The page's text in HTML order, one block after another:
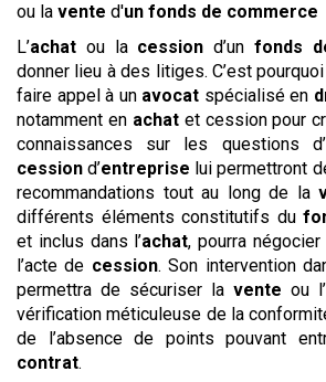
ou la vente d'un fonds de commerce
L’achat ou la cession d’un fonds
donner lieu à des litiges. C’est
faire appel à un avocat spécialisé en
notamment en achatet cession pour
connaissances sur les questions d’
cession d’entreprise lui permettront
recommandations tout au long de la
différents éléments constitutifs du
et inclus dans l’achat, pourra
l’acte de cession. Son intervention
permettra de sécuriser la vente ou l’
vérification méticuleuse de la
de l’absence de points pouvant
contrat.